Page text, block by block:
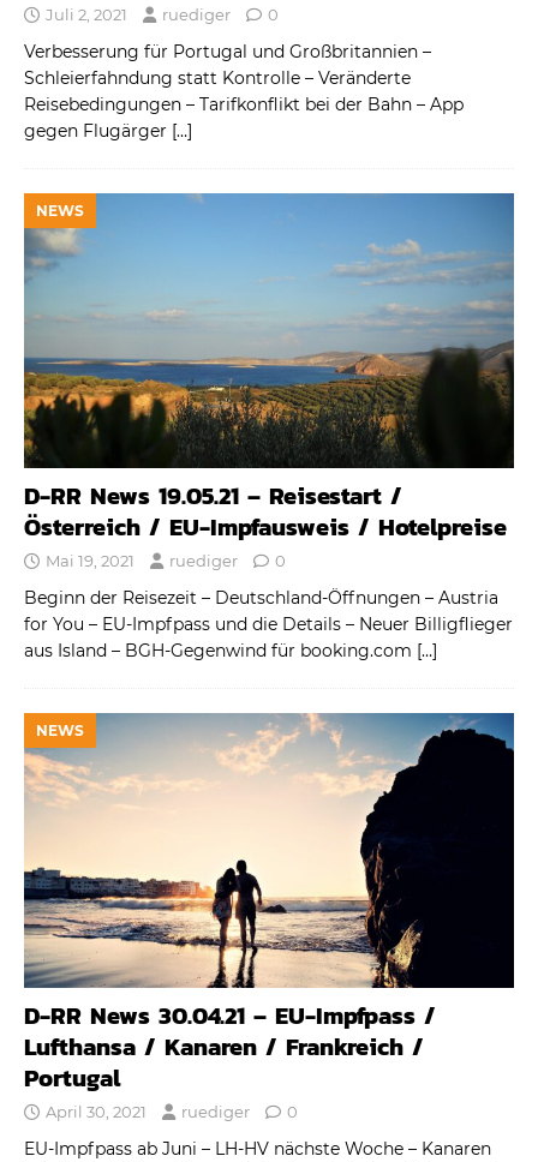
Juli 2, 2021 ruediger 0
Verbesserung für Portugal und Großbritannien –
Schleierfahndung statt Kontrolle – Veränderte
Reisebedingungen – Tarifkonflikt bei der Bahn – App
gegen Flugärger […]
NEWS
D-RR News 19.05.21 – Reisestart /
Österreich / EU-Impfausweis / Hotelpreise
Mai 19, 2021 ruediger 0
Beginn der Reisezeit – Deutschland-Öffnungen – Austria
for You – EU-Impfpass und die Details – Neuer Billigflieger
aus Island – BGH-Gegenwind für booking.com […]
NEWS
D-RR News 30.04.21 – EU-Impfpass /
Lufthansa / Kanaren / Frankreich /
Portugal
April 30, 2021 ruediger 0
EU-Impfpass ab Juni – LH-HV nächste Woche – Kanaren